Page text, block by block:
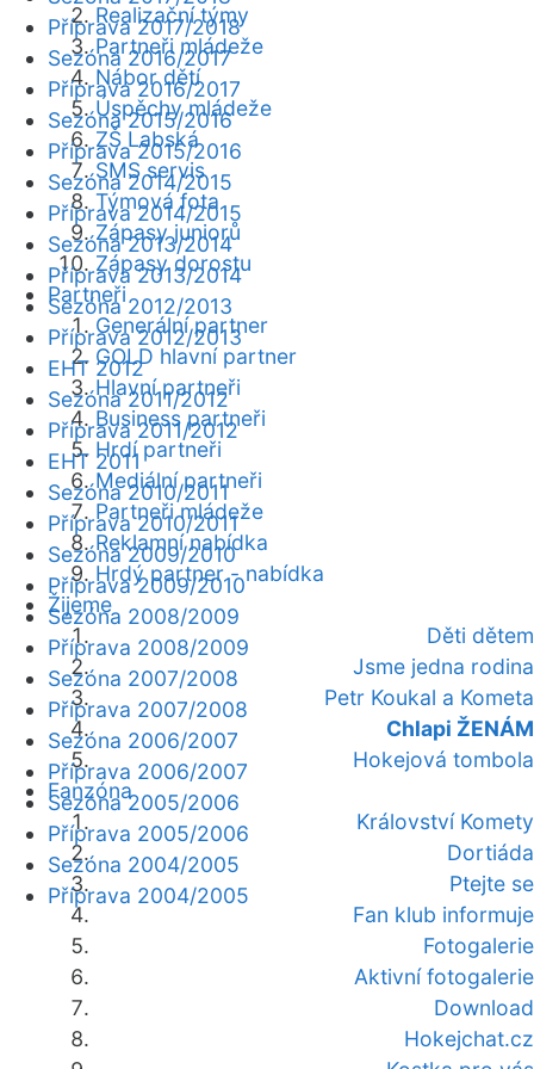
Realizační týmy
Partneři mládeže
Nábor dětí
Úspěchy mládeže
ZŠ Labská
SMS servis
Týmová fota
Zápasy juniorů
Zápasy dorostu
Partneři
Generální partner
GOLD hlavní partner
Hlavní partneři
Business partneři
Hrdí partneři
Mediální partneři
Partneři mládeže
Reklamní nabídka
Hrdý partner - nabídka
Žijeme
Děti dětem
Jsme jedna rodina
Petr Koukal a Kometa
Chlapi ŽENÁM
Hokejová tombola
Fanzóna
Království Komety
Dortiáda
Ptejte se
Fan klub informuje
Fotogalerie
Aktivní fotogalerie
Download
Hokejchat.cz
Příprava 2017/2018
Sezóna 2016/2017
Příprava 2016/2017
Sezóna 2015/2016
Příprava 2015/2016
Sezóna 2014/2015
Příprava 2014/2015
Sezóna 2013/2014
Příprava 2013/2014
Sezóna 2012/2013
Příprava 2012/2013
EHT 2012
Sezóna 2011/2012
Příprava 2011/2012
EHT 2011
Sezóna 2010/2011
Příprava 2010/2011
Sezóna 2009/2010
Příprava 2009/2010
Sezóna 2008/2009
Příprava 2008/2009
Sezóna 2007/2008
Příprava 2007/2008
Sezóna 2006/2007
Příprava 2006/2007
Sezóna 2005/2006
Příprava 2005/2006
Sezóna 2004/2005
Příprava 2004/2005